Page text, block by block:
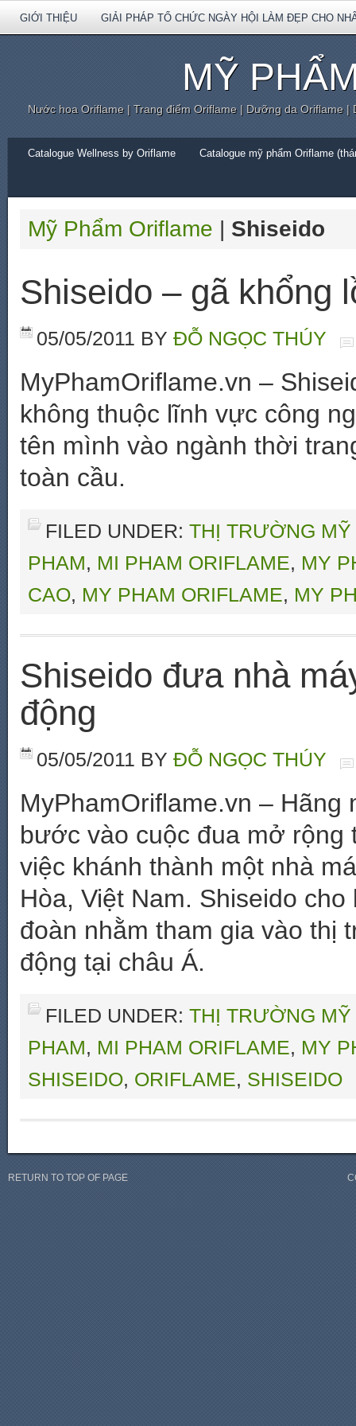
GIỚI THIỆU GIẢI PHÁP TỔ CHỨC NGÀY HỘI LÀM ĐẸP CHO
MỸ
Nước hoa Oriflame | Trang điểm Oriflame | Dưỡng da Oriflame
Catalogue Wellness by Oriflame Catalogue mỹ phẩm Oriflame
Mỹ Phẩm Oriflame | Shiseido
Shiseido – gã khổng
05/05/2011 BY ĐỖ NGỌC THÚY
MyPhamOriflame.vn –
không thuộc lĩnh vực công
tên mình vào ngành thời
toàn cầu.
FILED UNDER: THỊ TRƯỜNG
PHAM, MI PHAM ORIFLAME, MY
CAO, MY PHAM ORIFLAME, MY
Shiseido đưa nhà
động
05/05/2011 BY ĐỖ NGỌC THÚY
MyPhamOriflame.vn – Hãng
bước vào cuộc đua mở
việc khánh thành một nhà
Hòa, Việt Nam. Shiseido
đoàn nhằm tham gia vào thị
động tại châu Á.
FILED UNDER: THỊ TRƯỜNG
PHAM, MI PHAM ORIFLAME, MY
SHISEIDO, ORIFLAME, SHISEIDO
RETURN TO TOP OF PAGE